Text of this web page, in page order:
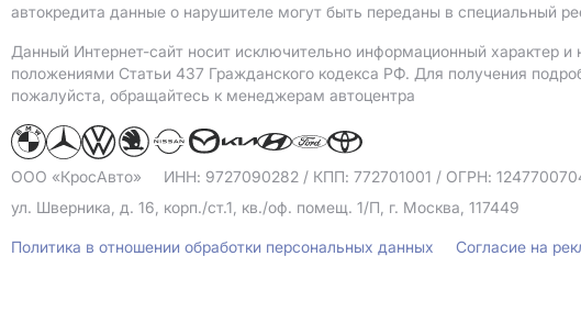
автокредита данные о нарушителе могут быть переданы в специальный
Данный Интернет-сайт носит исключительно информационный характер
положениями Статьи 437 Гражданского кодекса РФ. Для получения
пожалуйста, обращайтесь к менеджерам автоцентра
ООО «КросАвто» ИНН: 9727090282 / КПП: 772701001 / ОГРН:
ул. Шверника, д. 16, корп./ст.1, кв./оф. помещ. 1/П, г. Москва, 117449
Политика в отношении обработки персональных данных Согласие на